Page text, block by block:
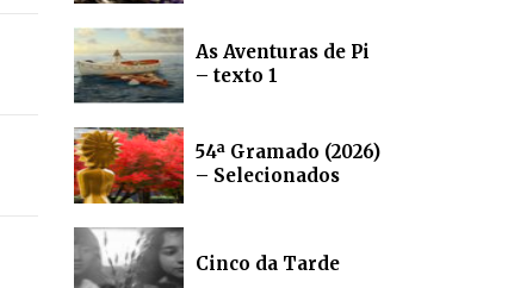
As Aventuras de Pi
– texto 1
54ª Gramado (2026)
– Selecionados
Cinco da Tarde